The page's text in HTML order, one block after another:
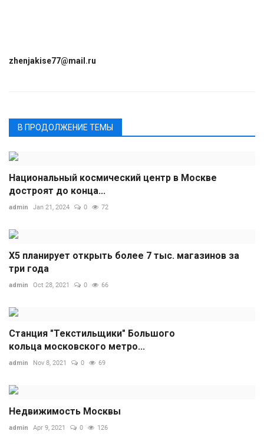
zhenjakise77@mail.ru
В ПРОДОЛЖЕНИЕ ТЕМЫ
Национальный космический центр в Москве
достроят до конца...
admin Jan 21, 2024 0 72
Х5 планирует открыть более 7 тыс. магазинов за
три года
admin Oct 28, 2021 0 66
Станция "Текстильщики" Большого
кольца московского метро...
admin Nov 8, 2021 0 69
Недвижимость Москвы
admin Apr 9, 2021 0 126